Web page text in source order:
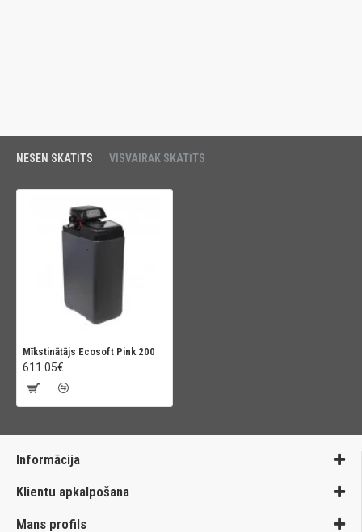
NESEN SKATĪTS VISVAIRĀK SKATĪTS
Mīkstinātājs Ecosoft Pink 200
611.05€
Informācija
Klientu apkalpošana
Mans profils